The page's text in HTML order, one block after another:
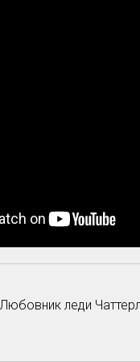
Любовник леди